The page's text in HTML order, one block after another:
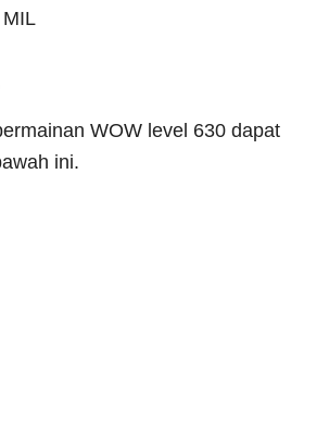
WOW level 630 dapat
ini.